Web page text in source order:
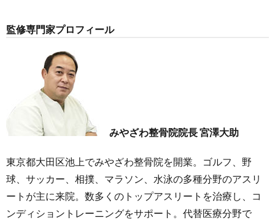
監修専門家プロフィール
みやざわ整骨院院長 宮澤大助
東京都大田区池上でみやざわ整骨院を開業。ゴルフ、野
球、サッカー、相撲、マラソン、水泳の多種分野のアスリ
ートが主に来院。数多くのトップアスリートを治療し、コ
ンディショントレーニングをサポート。代替医療分野で